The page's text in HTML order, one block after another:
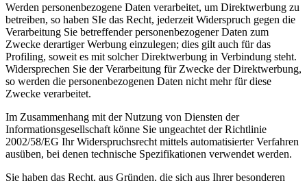
Werden personenbezogene Daten verarbeitet, um Direktwerbung zu
betreiben, so haben SIe das Recht, jederzeit Widerspruch gegen die
Verarbeitung Sie betreffender personenbezogener Daten zum
Zwecke derartiger Werbung einzulegen; dies gilt auch für das
Profiling, soweit es mit solcher Direktwerbung in Verbindung steht.
Widersprechen Sie der Verarbeitung für Zwecke der Direktwerbung,
so werden die personenbezogenen Daten nicht mehr für diese
Zwecke verarbeitet.
Im Zusammenhang mit der Nutzung von Diensten der
Informationsgesellschaft könne Sie ungeachtet der Richtlinie
2002/58/EG Ihr Widerspruchsrecht mittels automatisierter Verfahren
ausüben, bei denen technische Spezifikationen verwendet werden.
Sie haben das Recht, aus Gründen, die sich aus Ihrer besonderen